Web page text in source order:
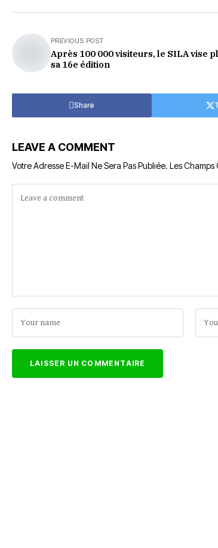
PREVIOUS POST
Après 100 000 visiteurs, le SILA vise
sa 16e édition
Share
LEAVE A COMMENT
Votre Adresse E-Mail Ne Sera Pas Publiée. Les